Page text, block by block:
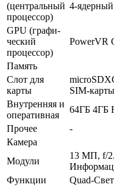
(централь­ный
процес­сор)
4-
GPU (графи­
ческий
процес­сор)
PowerVR
Память
Слот для
карты
SIM-
Внутрен­няя и
опера­тивная
64ГБ 4ГБ
Прочее
-
Камера
Модули
13 МП, f/
Функ­ции
Quad-